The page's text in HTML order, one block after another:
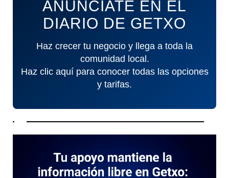
ANÚNCIATE EN EL
DIARIO DE GETXO
Haz crecer tu negocio y llega a toda la
comunidad local.
Haz clic aquí para conocer todas las opciones
y tarifas.